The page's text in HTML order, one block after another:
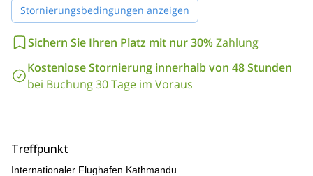
die Gelegenheit, die wunderbare Kultur von
seinen eigenen Menschen und Orten kennenzulernen und zu
genießen.
Teilnehmer inguter körperlicher Verfassung sein.
Die Reise zum Gipfel des Mera Peak ist ein Abenteuer, das Sie
nie vergessen werden. Und es wäre mir eine Freude, Sie dorthin
Wir führen auch eine
Mount Everest
Stornierungsbedingungen anzeigen
Sichern Sie Ihren Platz mit nur 30%Zahlung
Kostenlose Stornierung innerhalb von 48 Stunden
bei Buchung 30 Tage im Voraus
Treffpunkt
Internationaler Flughafen Kathmandu.